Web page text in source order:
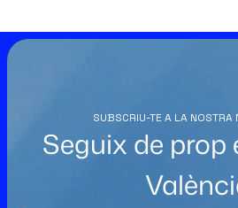
SUBSCRIU-TE A LA NOSTRA
Seguix de prop